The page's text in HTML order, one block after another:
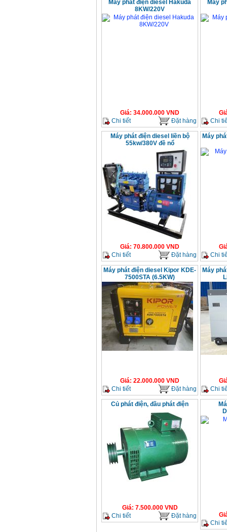
Máy phát điện diesel Hakuda
8KW/220V
Giá: 34.000.000 VND
Chi tiết
Đặt hàng
Máy
Chi
Máy phát điện diesel liền bộ
55kw/380V đề nổ
Giá: 70.800.000 VND
Chi tiết
Đặt hàng
Máy
Chi
Máy phát điện diesel Kipor KDE-
7500STA (6.5KW)
Giá: 22.000.000 VND
Chi tiết
Đặt hàng
Máy
Chi
Củ phát điện, đầu phát điện
Giá: 7.500.000VND
Chi tiết
Đặt hàng
Chi